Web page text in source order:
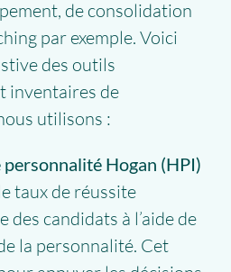
de consolidation
par exemple. Voici
des outils
inventaires de
utilisons :
personnalité Hogan (HPI)
taux de réussite
des candidats à l’aide de
la personnalité. Cet